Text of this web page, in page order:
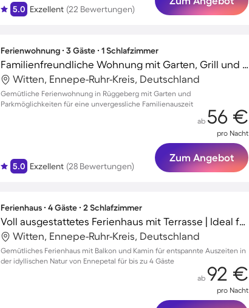
5.0 Exzellent (22 Bewertungen)
Ferienwohnung ∙ 3 Gäste ∙ 1 Schlafzimmer
Familienfreundliche Wohnung mit Garten, Grill und Terrasse
Witten, Ennepe-Ruhr-Kreis, Deutschland
Gemütliche Ferienwohnung in Rüggeberg mit Garten und
Parkmöglichkeiten für eine unvergessliche Familienauszeit
5.0 Exzellent (28 Bewertungen)
ab 56 €
pro Nacht
Zum Angebot
Ferienhaus ∙ 4 Gäste ∙ 2 Schlafzimmer
Voll ausgestattetes Ferienhaus mit Terrasse | Ideal für Homeoffice
Witten, Ennepe-Ruhr-Kreis, Deutschland
Gemütliches Ferienhaus mit Balkon und Kamin für entspannte Auszeiten in
der idyllischen Natur von Ennepetal für bis zu 4 Gäste
ab 92 €
pro Nacht